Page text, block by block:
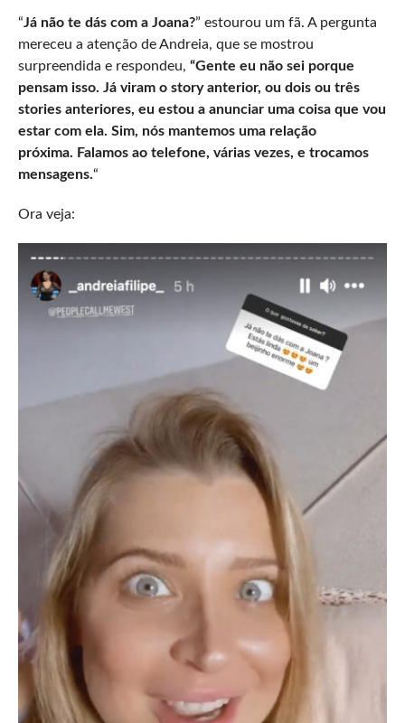
“Já não te dás com a Joana?” estourou um fã. A pergunta
mereceu a atenção de Andreia, que se mostrou
surpreendida e respondeu, “Gente eu não sei porque
pensam isso. Já viram o story anterior, ou dois ou três
stories anteriores, eu estou a anunciar uma coisa que vou
estar com ela. Sim, nós mantemos uma relação
próxima. Falamos ao telefone, várias vezes, e trocamos
mensagens.“
Ora veja: